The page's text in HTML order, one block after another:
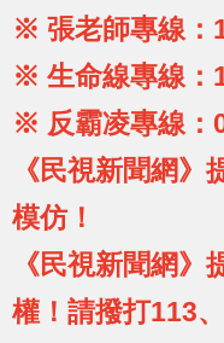
※ 張老師專線：
※ 生命線專線：
※ 反霸凌專線：
《民視新聞網
模仿！
《民視新聞網
權！請撥打113